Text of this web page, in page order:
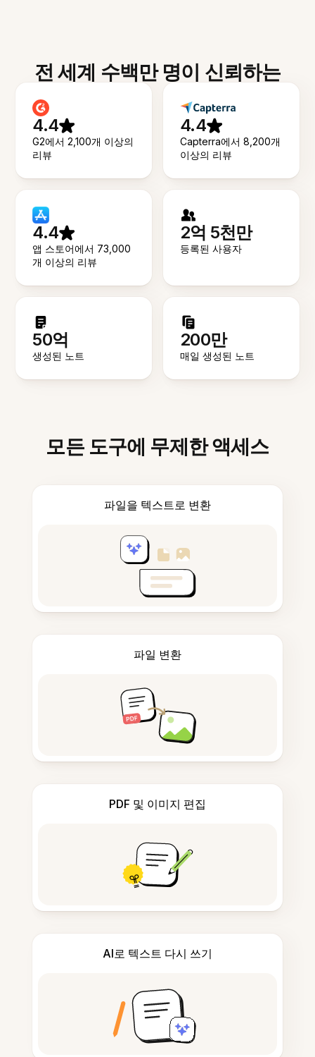
전 세계 수백만 명이 신뢰하는
4.4
G2에서 2,100개 이상의
리뷰
4.4
Capterra에서 8,200개
이상의 리뷰
4.4
앱 스토어에서 73,000
개 이상의 리뷰
2억 5천만
등록된 사용자
50억
생성된 노트
200만
매일 생성된 노트
모든 도구에 무제한 액세스
파일을 텍스트로 변환
파일 변환
PDF 및 이미지 편집
AI로 텍스트 다시 쓰기